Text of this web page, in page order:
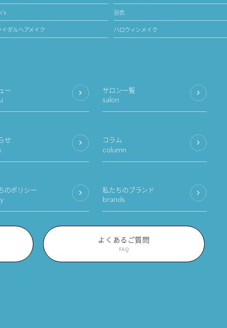
浴衣
イダルヘアメイク ハロウィンメイク
サロン一覧
salon
ー
せ コラム
column
のポリシー 私たちのブランド
brands
よくあるご質問
FAQ